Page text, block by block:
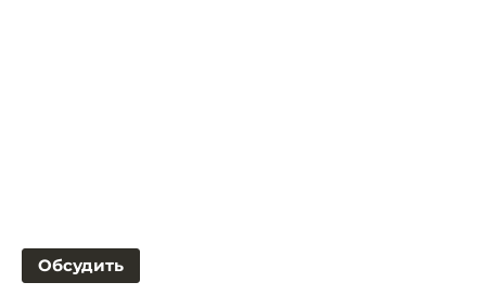
Обсудить